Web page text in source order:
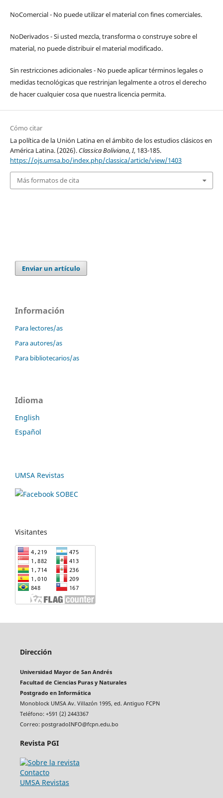
NoComercial - No puede utilizar el material con fines comerciales.
NoDerivados - Si usted mezcla, transforma o construye sobre el
material, no puede distribuir el material modificado.
Sin restricciones adicionales - No puede aplicar términos legales o
medidas tecnológicas que restrinjan legalmente a otros el derecho
de hacer cualquier cosa que nuestra licencia permita.
Cómo citar
La política de la Unión Latina en el ámbito de los estudios clásicos en
América Latina. (2026). Classica Boliviana,I, 183-185.
https://ojs.umsa.bo/index.php/classica/article/view/1403
Más formatos de cita
Enviar un artículo
Información
Para lectores/as
Para autores/as
Para bibliotecarios/as
Idioma
English
Español
UMSA Revistas
Visitantes
Dirección
Universidad Mayor de San Andrés
Facultad de Ciencias Puras y Naturales
Postgrado en Informática
Monoblock UMSA Av. Villazón 1995, ed. Antiguo FCPN
Teléfono: +591 (2) 2443367
Correo: postgradoINFO@fcpn.edu.bo
Revista PGI
Contacto
UMSA Revistas